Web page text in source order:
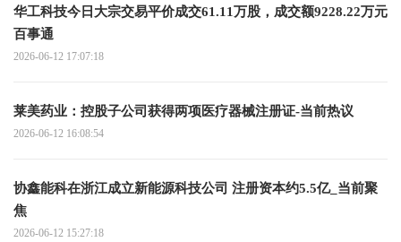
华工科技今日大宗交易平价成交61.11万股，成交额9228.22万元
百事通
2026-06-12 17:07:18
莱美药业：控股子公司获得两项医疗器械注册证-当前热议
2026-06-12 16:08:54
协鑫能科在浙江成立新能源科技公司 注册资本约5.5亿_当前聚
焦
2026-06-12 15:27:18